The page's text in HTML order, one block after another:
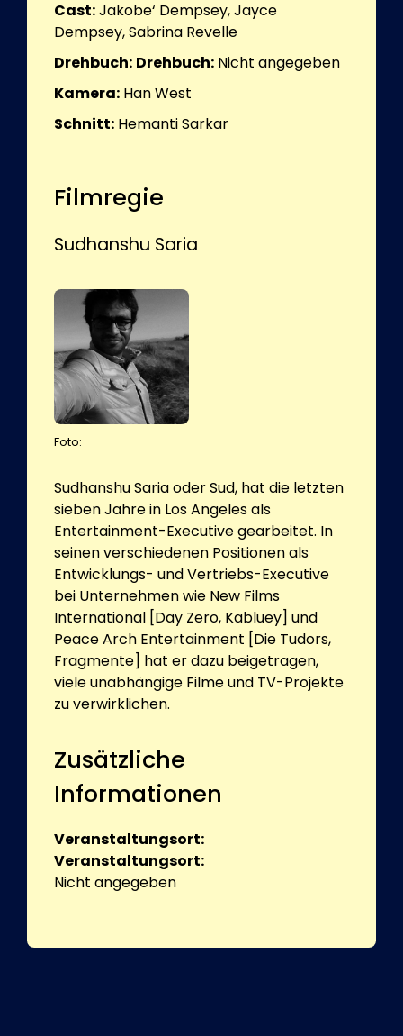
Cast:Jakobe‘ Dempsey, Jayce
Dempsey, Sabrina Revelle
Drehbuch: Drehbuch: Nicht angegeben
Kamera: Han West
Schnitt: Hemanti Sarkar
Filmregie
Sudhanshu Saria
Foto:
Sudhanshu Saria oder Sud, hat die letzten
sieben Jahre in Los Angeles als
Entertainment-Executive gearbeitet. In
seinen verschiedenen Positionen als
Entwicklungs- und Vertriebs-Executive
bei Unternehmen wie New Films
International [Day Zero, Kabluey] und
Peace Arch Entertainment [Die Tudors,
Fragmente] hat er dazu beigetragen,
viele unabhängige Filme und TV-Projekte
zu verwirklichen.
Zusätzliche
Informationen
Veranstaltungsort:
Veranstaltungsort:
Nicht angegeben